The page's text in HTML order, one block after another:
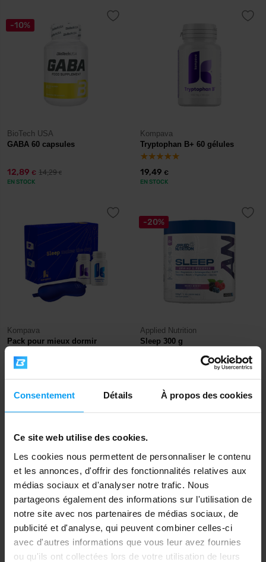
Consentement Détails À propos des cookies
Ce site web utilise des cookies.
Les cookies nous permettent de personnaliser le contenu
et les annonces, d'offrir des fonctionnalités relatives aux
médias sociaux et d'analyser notre trafic. Nous
partageons également des informations sur l'utilisation de
notre site avec nos partenaires de médias sociaux, de
publicité et d'analyse, qui peuvent combiner celles-ci
avec d'autres informations que vous leur avez fournies
ou qu'ils ont collectées lors de votre utilisation de leurs
-10%
BioTech USA
GABA 60 capsules
12,89 € 14,29€
EN STOCK
Kompava
Tryptophan B+ 60 gélules
19,49 €
EN STOCK
Kompava
Pack pour mieux dormir
33,99€
-20%
Applied Nutrition
Sleep 300 g
EN STOCK- IL NE RESTE QUE QUELQUES
Amix
The Cortisol Blocker´s 60
gélules
Sleep 60 gélules